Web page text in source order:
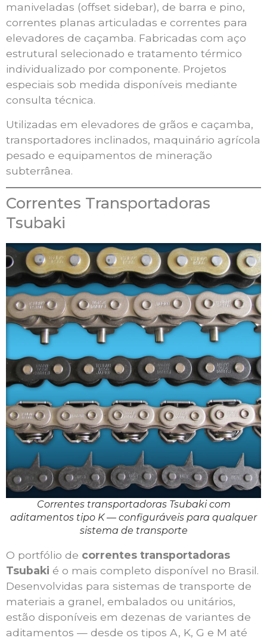
maniveladas (offset sidebar), de barra e pino,
correntes planas articuladas e correntes para
elevadores de caçamba. Fabricadas com aço
estrutural selecionado e tratamento térmico
individualizado por componente. Projetos
especiais sob medida disponíveis mediante
consulta técnica.
Utilizadas em elevadores de grãos e caçamba,
transportadores inclinados, maquinário agrícola
pesado e equipamentos de mineração
subterrânea.
Correntes Transportadoras
Tsubaki
Correntes transportadoras Tsubaki com
aditamentos tipo K — configuráveis para qualquer
sistema de transporte
O portfólio de correntes transportadoras
Tsubaki é o mais completo disponível no Brasil.
Desenvolvidas para sistemas de transporte de
materiais a granel, embalados ou unitários,
estão disponíveis em dezenas de variantes de
aditamentos — desde os tipos A, K, G e M até